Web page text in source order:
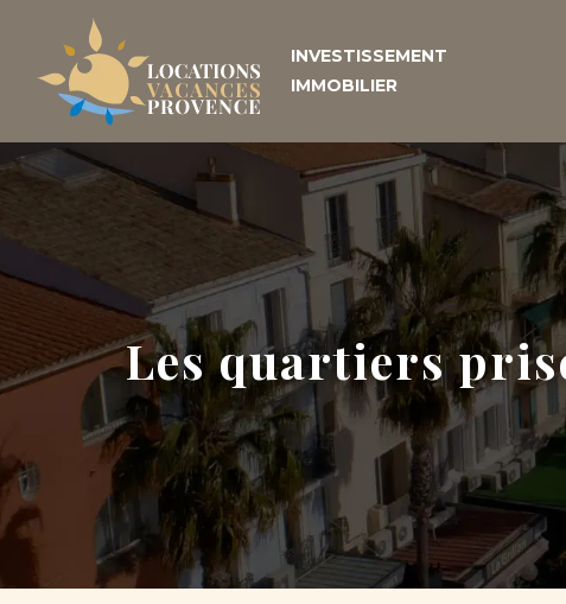
INVESTISSEMENT
IMMOBILIER
Les quartiers